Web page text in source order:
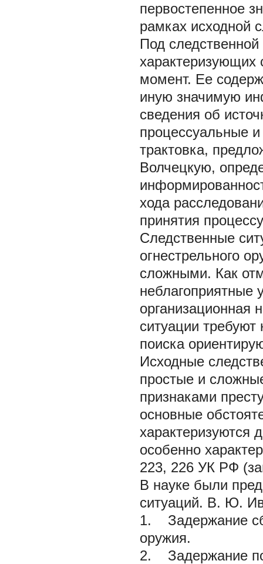
первостепенное
рамках исходной
Под
характеризующих
момент. Ее
иную значимую
сведения об
процессуальные
трактовка,
Волчецкую,
хода
принятия
Следственные
огнестрельного
сложными. Как
неблагоприятные
организационная
ситуации требуют
поиска
Исходные
простые и
признаками
основные
характеризуются
особенно
223, 226 УК РФ
В науке были
ситуаций. В. Ю.
1. Задержание
оружия.
2. Задержание